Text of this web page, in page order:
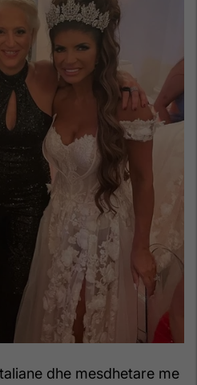
dhe mesdhetare me